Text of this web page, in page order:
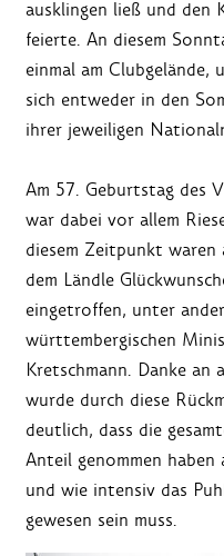
ausklingen ließ und den
feierte. An diesem
einmal am Clubgelände,
sich entweder in den
ihrer jeweiligen
Am 57. Geburtstag des
war dabei vor allem
diesem Zeitpunkt waren
dem Ländle
eingetroffen, unter
württembergischen
Kretschmann. Danke
wurde durch diese
deutlich, dass die
Anteil genommen haben
und wie intensiv das
gewesen sein muss.